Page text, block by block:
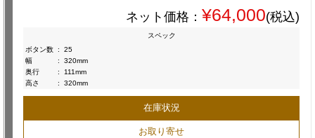
ネット価格： ¥64,000(税込)
スペック
ボタン数 :
25
幅
:
320mm
奥行
:
111mm
高さ
: 320mm
在庫状況
お取り寄せ